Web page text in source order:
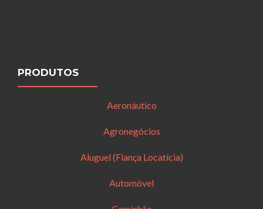
PRODUTOS
Aeronáutico
Agronegócios
Aluguel (Fiança Locatícia)
Automóvel